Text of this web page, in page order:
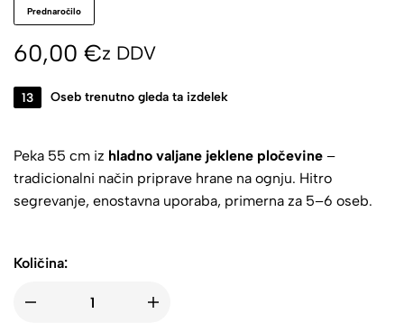
Prednaročilo
60,00 €z DDV
13 Oseb trenutno gleda ta izdelek
Peka 55 cm iz hladno valjane jeklene pločevine –
tradicionalni način priprave hrane na ognju. Hitro
segrevanje, enostavna uporaba, primerna za 5–6 oseb.
Količina: